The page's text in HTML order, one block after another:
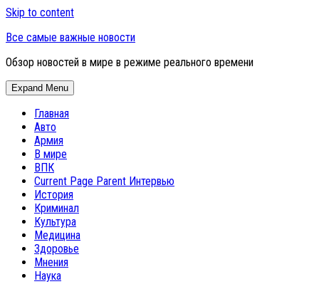
Skip to content
Все самые важные новости
Обзор новостей в мире в режиме реального времени
Expand Menu
Главная
Авто
Армия
В мире
ВПК
Current Page Parent Интервью
История
Криминал
Культура
Медицина
Здоровье
Мнения
Наука